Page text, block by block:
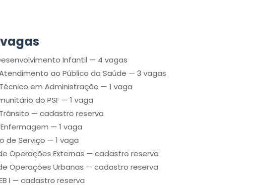
Infantil — 4 vagas
ao Público da Saúde — 3 vagas
em Administração — 1 vaga
do PSF — 1 vaga
— cadastro reserva
— 1 vaga
de Serviço — 1 vaga
Operações Externas — cadastro reserva
Operações Urbanas — cadastro reserva
I — cadastro reserva